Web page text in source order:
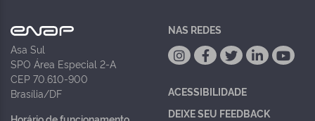
Asa Sul
SPO Área Especial 2-A
CEP 70.610-900
Brasília/DF
NAS REDES
ACESSIBILIDADE
DEIXE SEU FEEDBACK